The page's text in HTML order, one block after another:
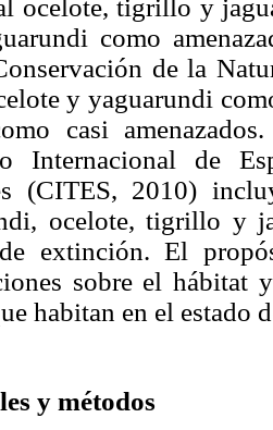
ocelote, tigrillo y
como
de la
y yaguarundi
casi
Internacional de
(CITES, 2010)
ocelote, tigrillo y
extinción. El
sobre el hábitat
habitan en el estado
y métodos